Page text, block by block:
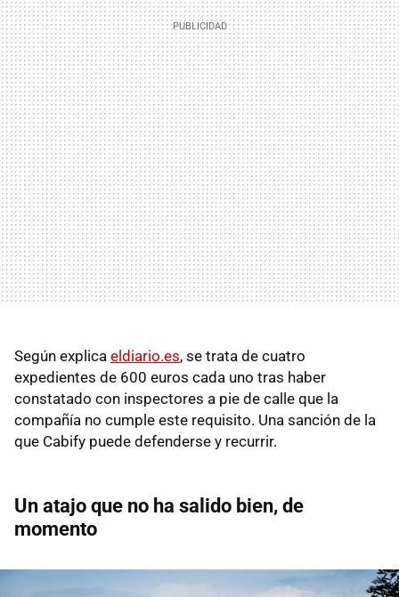
Según explica eldiario.es, se trata de cuatro
expedientes de 600 euros cada uno tras haber
constatado con inspectores a pie de calle que la
compañía no cumple este requisito. Una sanción de la
que Cabify puede defenderse y recurrir.
Un atajo que no ha salido bien, de
momento